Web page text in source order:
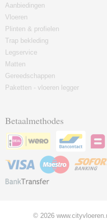
Aanbiedingen
Vloeren
Plinten & profielen
Trap bekleding
Legservice
Matten
Gereedschappen
Paketten - vloeren legger
Betaalmethodes
© 2026